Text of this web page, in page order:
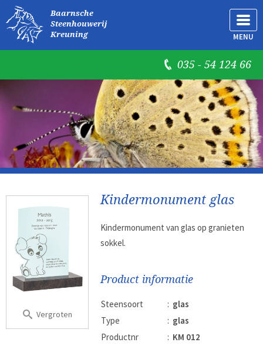
Baarnsche
Steenhouwerij
Kreuning
MENU
035 - 54 124 66
Vergroten
Kindermonument glas
Kindermonument van glas op granieten
sokkel.
Product informatie
Steensoort : glas
Type
: glas
Productnr
: KM 012